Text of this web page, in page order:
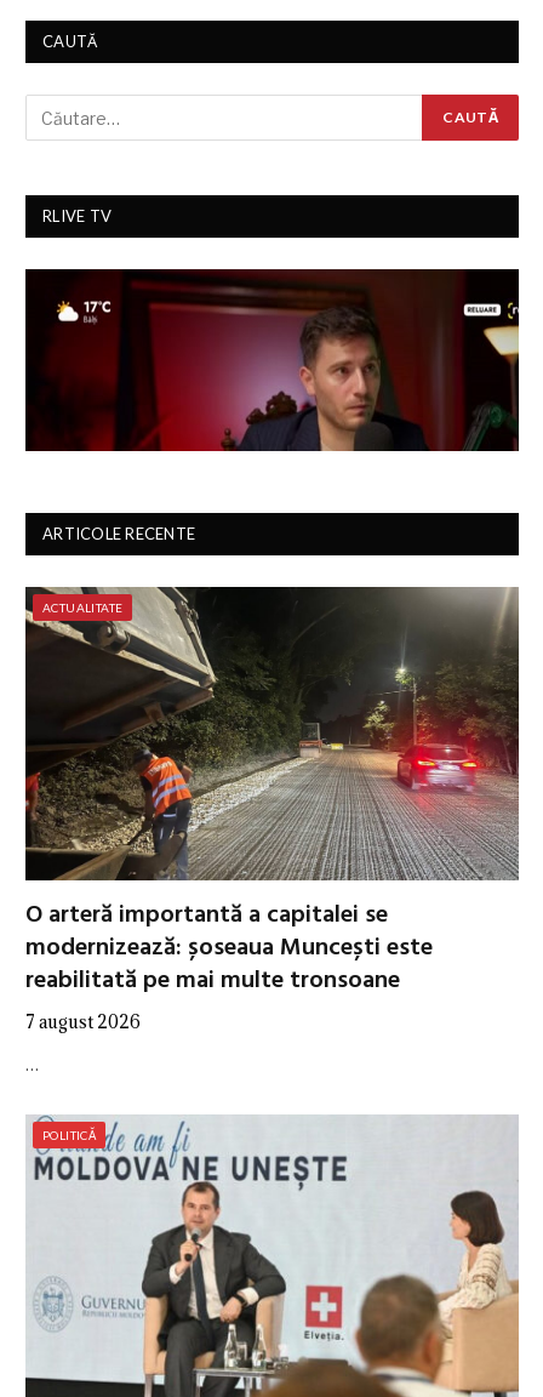
CAUTĂ
RLIVE TV
ARTICOLE RECENTE
ACTUALITATE
O arteră importantă a capitalei se
modernizează: șoseaua Muncești este
reabilitată pe mai multe tronsoane
7 august 2026
…
POLITICĂ